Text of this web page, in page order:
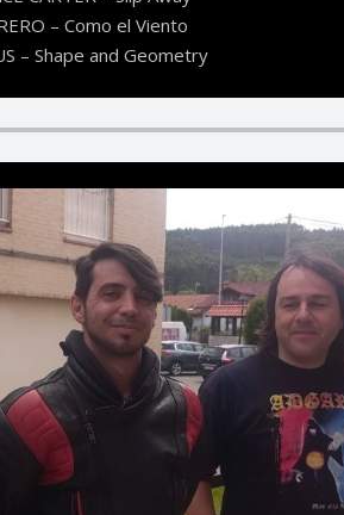
– Como el Viento
– Shape and Geometry